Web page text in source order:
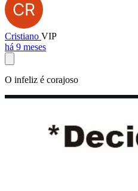
Cristiano VIP
há 9 meses
O infeliz é corajoso